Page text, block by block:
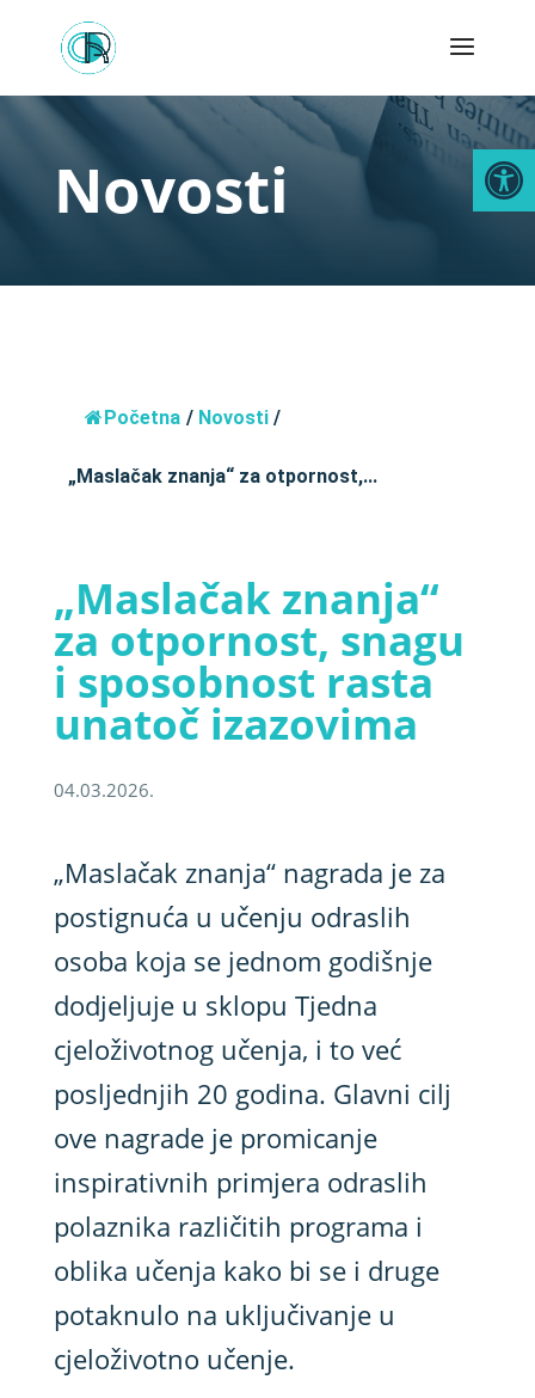
Novosti
Početna / Novosti /
„Maslačak znanja“ za otpornost,...
„Maslačak znanja“
za otpornost, snagu
i sposobnost rasta
unatoč izazovima
04.03.2026.
„Maslačak znanja“ nagrada je za
postignuća u učenju odraslih
osoba koja se jednom godišnje
dodjeljuje u sklopu Tjedna
cjeloživotnog učenja, i to već
posljednjih 20 godina. Glavni cilj
ove nagrade je promicanje
inspirativnih primjera odraslih
polaznika različitih programa i
oblika učenja kako bi se i druge
potaknulo na uključivanje u
cjeloživotno učenje.